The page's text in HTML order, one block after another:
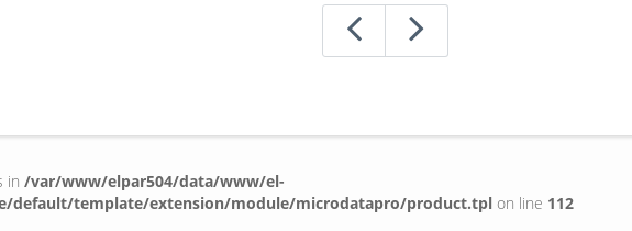
in /var/www/elpar504/data/www/el-
default/template/extension/module/microdatapro/product.tpl on line 112